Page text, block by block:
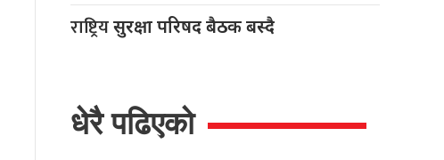
राष्ट्रियसुरक्षा परिषद बैठक बस्दै
धेरै पढिएको